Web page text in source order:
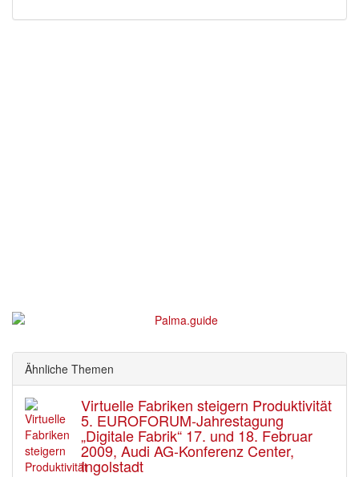
Ähnliche Themen
Virtuelle Fabriken steigern Produktivität
5. EUROFORUM-Jahrestagung
„Digitale Fabrik“ 17. und 18. Februar
2009, Audi AG-Konferenz Center,
Ingolstadt